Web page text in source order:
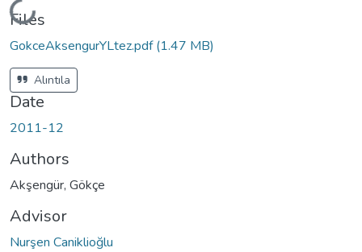
Loading...
Files
GokceAksengurYLtez.pdf(1.47 MB)
Alıntıla
Date
2011-12
Authors
Akşengür, Gökçe
Advisor
Nurşen Caniklioğlu